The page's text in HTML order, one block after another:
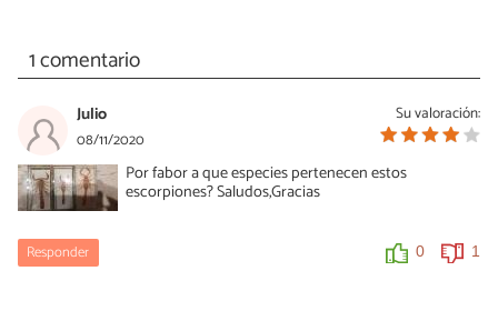
1 comentario
Su valoración:
Julio
08/11/2020
Por fabor a que especies pertenecen estos
escorpiones? Saludos,Gracias
Responder 0 1